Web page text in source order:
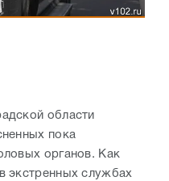
области
пока
органов. Как
экстренных службах